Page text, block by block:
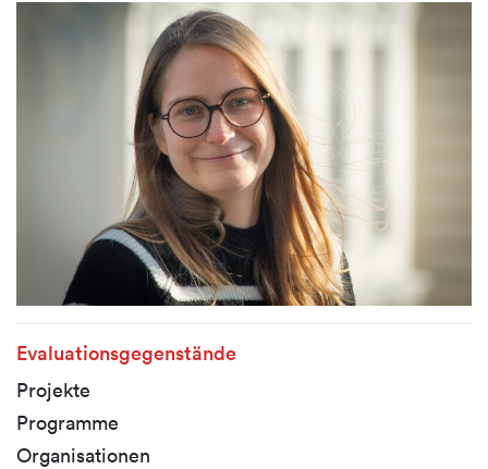
Evaluationsgegenstände
Projekte
Programme
Organisationen